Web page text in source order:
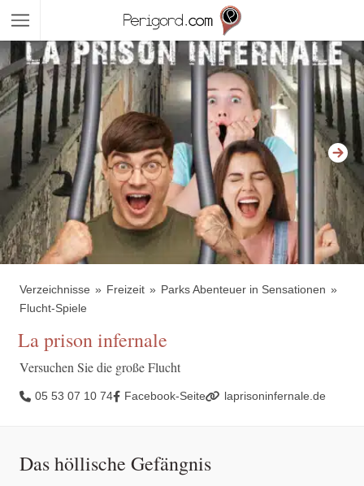
Verzeichnisse Freizeit
Parks Abenteuer in Sensationen
Flucht-Spiele
La prison infernale
Versuchen Sie die große Flucht
05 53 07 10 74 Facebook-Seite laprisoninfernale.de
Das höllische Gefängnis